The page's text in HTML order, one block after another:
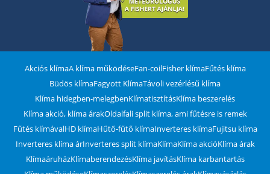
Akciós klímaA klíma működéseFan-coilFisher klímaFűtés klíma
Büdös klímaFagyott KlímaTávoli vezérlésű klíma
Klíma hidegben-melegbenKlímatisztításKlíma beszerelés
Klíma akció, klíma árakOldalfali split klíma, ami fűtésre is remek
Fűtés klímávalHD klímaHűtő-fűtő klímaInverteres klímaFujitsu klíma
Inverteres klíma árInverteres split klímaKlímaKlíma akcióKlíma árak
KlímaáruházKlímaberendezésKlíma javításKlíma karbantartás